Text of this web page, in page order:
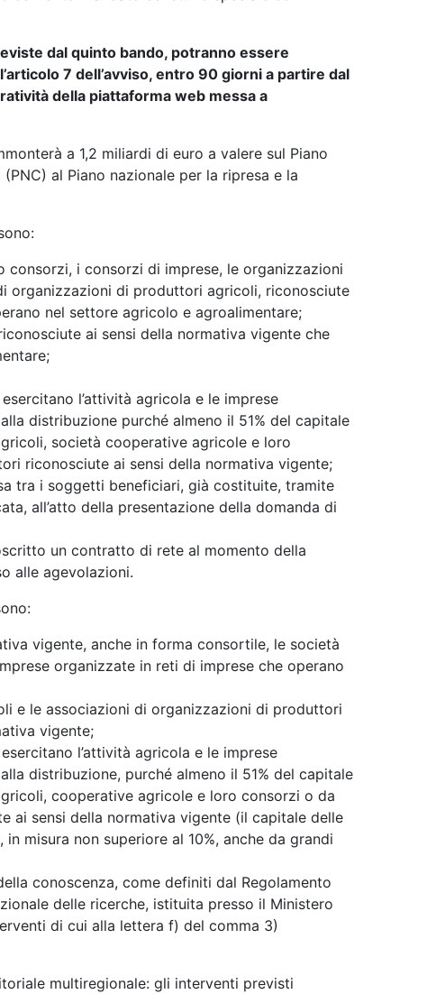
dal quinto bando, potranno essere
7 dell’avviso, entro 90 giorni a partire dal
della piattaforma web messa a
a 1,2 miliardi di euro a valere sul Piano
al Piano nazionale per la ripresa e la
i consorzi di imprese, le organizzazioni
organizzazioni di produttori agricoli, riconosciute
nel settore agricolo e agroalimentare;
ai sensi della normativa vigente che
l’attività agricola e le imprese
distribuzione purché almeno il 51% del capitale
società cooperative agricole e loro
riconosciute ai sensi della normativa vigente;
tra i soggetti beneficiari, già costituite, tramite
all’atto della presentazione della domanda di
un contratto di rete al momento della
alle agevolazioni.
vigente, anche in forma consortile, le società
organizzate in reti di imprese che operano
e le associazioni di organizzazioni di produttori
vigente;
l’attività agricola e le imprese
distribuzione, purché almeno il 51% del capitale
cooperative agricole e loro consorzi o da
ai sensi della normativa vigente (il capitale delle
misura non superiore al 10%, anche da grandi
conoscenza, come definiti dal Regolamento
delle ricerche, istituita presso il Ministero
di cui alla lettera f) del comma 3)
multiregionale: gli interventi previsti